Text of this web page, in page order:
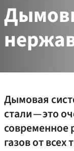
Дымовая
стали — это
газов от